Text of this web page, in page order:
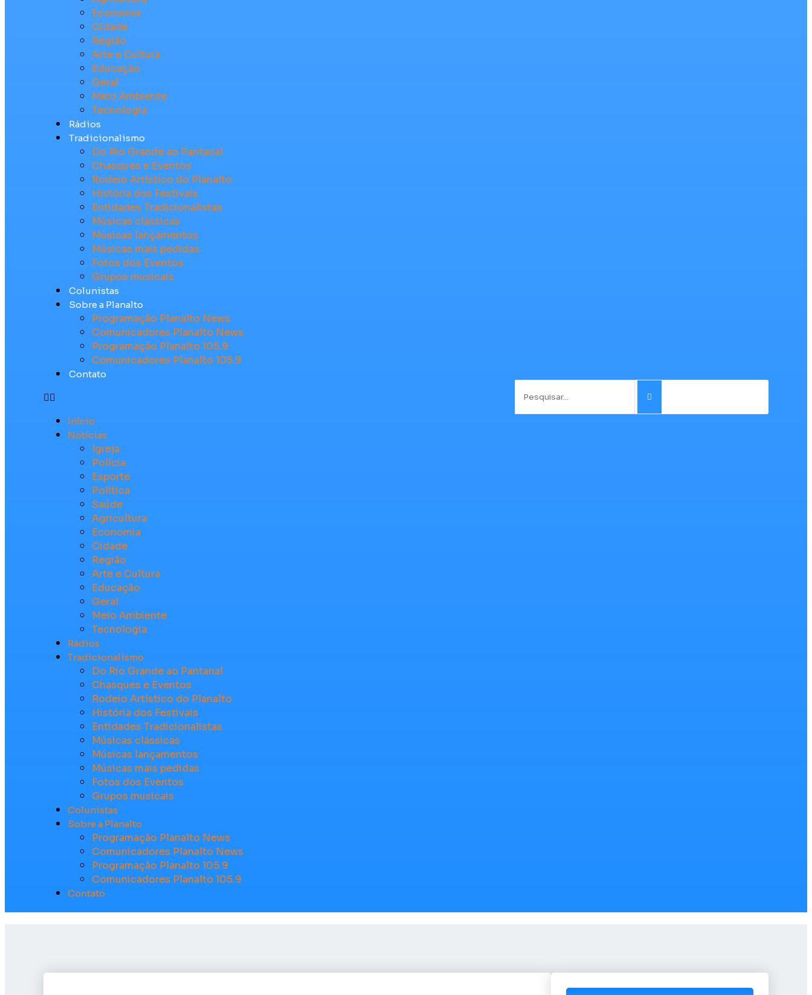
Economia
Cidade
Região
Arte e Cultura
Educação
Geral
Meio Ambiente
Tecnologia
Rádios
Tradicionalismo
Do Rio Grande ao Pantanal
Chasques e Eventos
Rodeio Artístico do Planalto
História dos Festivais
Entidades Tradicionalistas
Músicas clássicas
Músicas lançamentos
Músicas mais pedidas
Fotos dos Eventos
Grupos musicais
Colunistas
Sobre a Planalto
Programação Planalto News
Comunicadores Planalto News
Programação Planalto 105.9
Comunicadores Planalto 105.9
Contato
Início
Notícias
Igreja
Polícia
Esporte
Política
Saúde
Agricultura
Economia
Cidade
Região
Arte e Cultura
Educação
Geral
Meio Ambiente
Tecnologia
Rádios
Tradicionalismo
Do Rio Grande ao Pantanal
Chasques e Eventos
Rodeio Artístico do Planalto
História dos Festivais
Entidades Tradicionalistas
Músicas clássicas
Músicas lançamentos
Músicas mais pedidas
Fotos dos Eventos
Grupos musicais
Colunistas
Sobre a Planalto
Programação Planalto News
Comunicadores Planalto News
Programação Planalto 105.9
Comunicadores Planalto 105.9
Contato